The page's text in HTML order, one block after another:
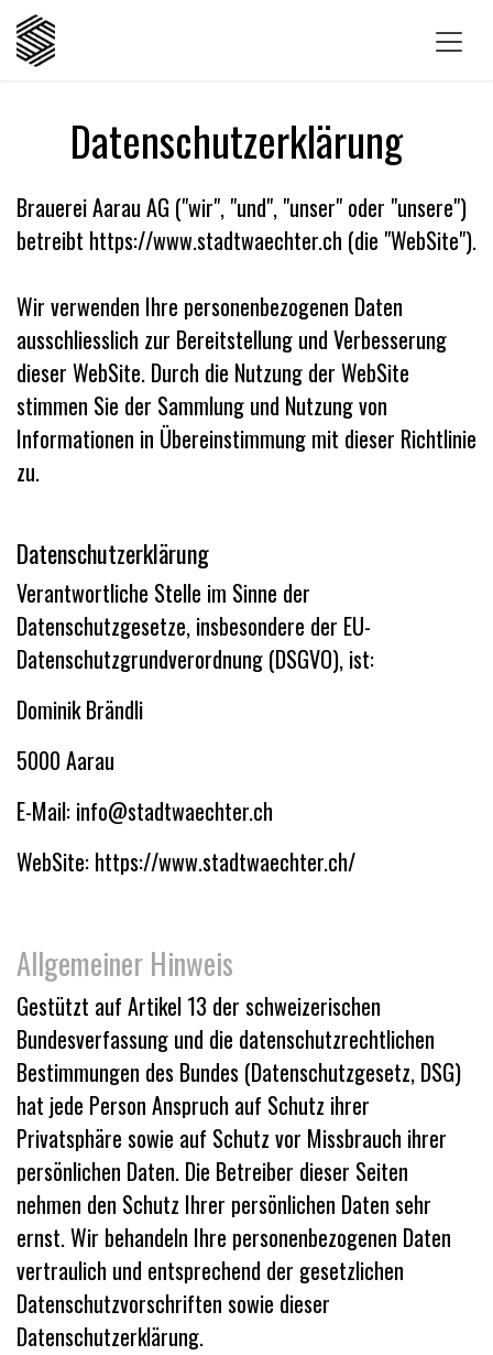
Zum Inhalt springen
Datenschutzerklärung
Brauerei Aarau AG ("wir", "und", "unser" oder "unsere")
betreibt https://www.stadtwaechter.ch (die "WebSite").
Wir verwenden Ihre personenbezogenen Daten
ausschliesslich zur Bereitstellung und Verbesserung
dieser WebSite. Durch die Nutzung der WebSite
stimmen Sie der Sammlung und Nutzung von
Informationen in Übereinstimmung mit dieser Richtlinie
zu.
Datenschutzerklärung
Verantwortliche Stelle im Sinne der
Datenschutzgesetze, insbesondere der EU-
Datenschutzgrundverordnung (DSGVO), ist:
Dominik Brändli
5000 Aarau
E-Mail: info@stadtwaechter.ch
WebSite: https://www.stadtwaechter.ch/
Allgemeiner Hinweis
Gestützt auf Artikel 13 der schweizerischen
Bundesverfassung und die datenschutzrechtlichen
Bestimmungen des Bundes (Datenschutzgesetz, DSG)
hat jede Person Anspruch auf Schutz ihrer
Privatsphäre sowie auf Schutz vor Missbrauch ihrer
persönlichen Daten. Die Betreiber dieser Seiten
nehmen den Schutz Ihrer persönlichen Daten sehr
ernst. Wir behandeln Ihre personenbezogenen Daten
vertraulich und entsprechend der gesetzlichen
Datenschutzvorschriften sowie dieser
Datenschutzerklärung.